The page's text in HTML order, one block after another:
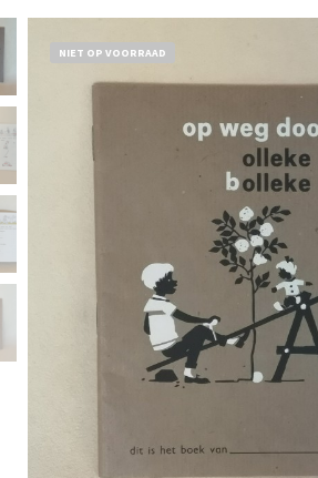
NIET OP VOORRAAD